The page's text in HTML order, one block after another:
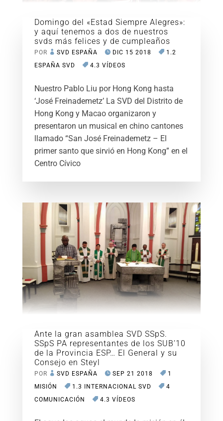
Domingo del «Estad Siempre Alegres»:
y aquí tenemos a dos de nuestros
svds más felices y de cumpleaños
POR SVD ESPAÑA DIC 15 2018
1.2
ESPAÑA SVD
4.3 VÍDEOS
Nuestro Pablo Liu por Hong Kong hasta
‘José Freinademetz’ La SVD del Distrito de
Hong Kong y Macao organizaron y
presentaron un musical en chino cantones
llamado “San José Freinademetz – El
primer santo que sirvió en Hong Kong” en el
Centro Cívico
Ante la gran asamblea SVD SSpS.
SSpS PA representantes de los SUB’10
de la Provincia ESP… El General y su
Consejo en Steyl
POR SVD ESPAÑA SEP 21 2018
1
MISIÓN
1.3 INTERNACIONAL SVD
4
COMUNICACIÓN
4.3 VÍDEOS